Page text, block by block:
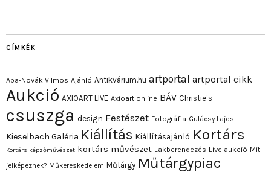
CÍMKÉK
Aba-Novák Vilmos Ajánló Antikvárium.hu artportal artportal cikk
Aukció AXIOART LIVE Axioart online BÁV Christie’s
csuszga design Festészet Fotográfia Gulácsy Lajos
Kieselbach Galéria Kiállítás Kiállításajánló Kortárs
Kortárs képzőművészet kortárs művészet Lakberendezés Live aukció Mit
jelképeznek? Műkereskedelem Műtárgy Műtárgypiac